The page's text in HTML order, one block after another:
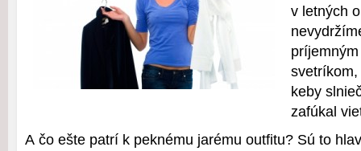
v letných
keby
zafúkal
A čo ešte patrí k peknému jarému outfitu? Sú to